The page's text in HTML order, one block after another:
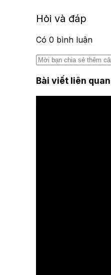
Hỏi và đáp
Có 0 bình luận
Bài viết liên quan